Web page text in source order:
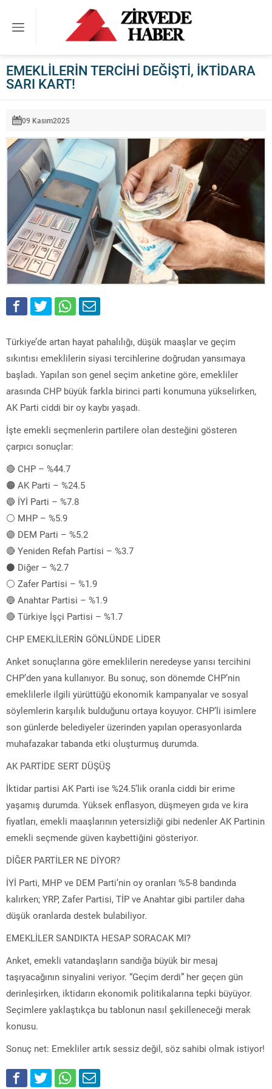
EMEKLİLERİN TERCİHİ DEĞİŞTİ, İKTİDARA
SARI KART!
09 Kasım2025
Türkiye’de artan hayat pahalılığı, düşük maaşlar ve geçim
sıkıntısı emeklilerin siyasi tercihlerine doğrudan yansımaya
başladı. Yapılan son genel seçim anketine göre, emekliler
arasında CHP büyük farkla birinci parti konumuna yükselirken,
AK Parti ciddi bir oy kaybı yaşadı.
İşte emekli seçmenlerin partilere olan desteğini gösteren
çarpıcı sonuçlar:
🔴 CHP – %44.7
🟠 AK Parti – %24.5
🔵 İYİ Parti – %7.8
⚪️ MHP – %5.9
🟣 DEM Parti – %5.2
🔴 Yeniden Refah Partisi – %3.7
⚫️ Diğer – %2.7
⚪️ Zafer Partisi – %1.9
🔵 Anahtar Partisi – %1.9
🔴 Türkiye İşçi Partisi – %1.7
CHP EMEKLİLERİN GÖNLÜNDE LİDER
Anket sonuçlarına göre emeklilerin neredeyse yarısı tercihini
CHP’den yana kullanıyor. Bu sonuç, son dönemde CHP’nin
emeklilerle ilgili yürüttüğü ekonomik kampanyalar ve sosyal
söylemlerin karşılık bulduğunu ortaya koyuyor. CHP’li isimlere
son günlerde belediyeler üzerinden yapılan operasyonlarda
muhafazakar tabanda etki oluşturmuş durumda.
AK PARTİDE SERT DÜŞÜŞ
İktidar partisi AK Parti ise %24.5’lik oranla ciddi bir erime
yaşamış durumda. Yüksek enflasyon, düşmeyen gıda ve kira
fiyatları, emekli maaşlarının yetersizliği gibi nedenler AK Partinin
emekli seçmende güven kaybettiğini gösteriyor.
DİĞER PARTİLER NE DİYOR?
İYİ Parti, MHP ve DEM Parti’nin oy oranları %5-8 bandında
kalırken; YRP, Zafer Partisi, TİP ve Anahtar gibi partiler daha
düşük oranlarda destek bulabiliyor.
EMEKLİLER SANDIKTA HESAP SORACAK MI?
Anket, emekli vatandaşların sandığa büyük bir mesaj
taşıyacağının sinyalini veriyor. “Geçim derdi” her geçen gün
derinleşirken, iktidarın ekonomik politikalarına tepki büyüyor.
Seçimlere yaklaştıkça bu tablonun nasıl şekilleneceği merak
konusu.
Sonuç net: Emekliler artık sessiz değil, söz sahibi olmak istiyor!